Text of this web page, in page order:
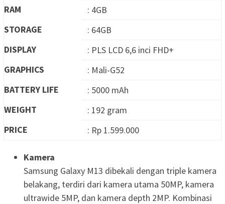
RAM
: 4GB
STORAGE
: 64GB
DISPLAY
: PLS LCD 6,6 inci FHD+
GRAPHICS
: Mali-G52
BATTERY LIFE
: 5000 mAh
WEIGHT
: 192 gram
PRICE
: Rp 1.599.000
Kamera
Samsung Galaxy M13 dibekali dengan triple kamera
belakang, terdiri dari kamera utama 50MP, kamera
ultrawide 5MP, dan kamera depth 2MP. Kombinasi